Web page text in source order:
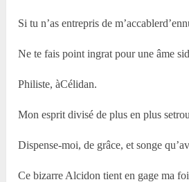
Si tu n’as entrepris de
Ne te fais point ingrat pour une âme
Philiste, àCélidan.
Mon esprit divisé de plus en plus
Dispense-moi, de grâce, et songe
Ce bizarre Alcidon tient en gage ma